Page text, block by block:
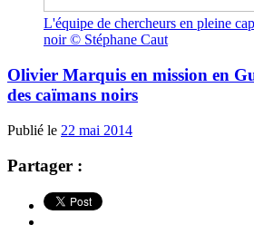
L'équipe de chercheurs en pleine
noir © Stéphane Caut
Olivier Marquis en mission en
des caïmans noirs
Publié le 22 mai 2014
Partager :